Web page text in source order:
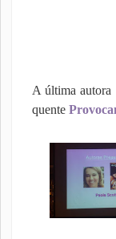
A última
quente